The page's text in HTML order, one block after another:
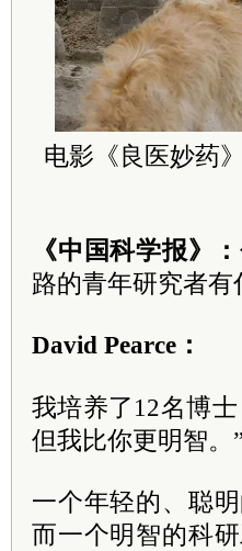
电影《良医妙药
《中国科学报》：
路的青年研究者有
David Pearce：
我培养了12名博
但我比你更明智。”
一个年轻的、聪
而一个明智的科